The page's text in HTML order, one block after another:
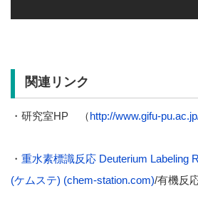
関連リンク
・研究室HP （http://www.gifu-
・ 重水素標識反応 Deuterium Labeling
(ケムステ) (chem-station.com)/有機反